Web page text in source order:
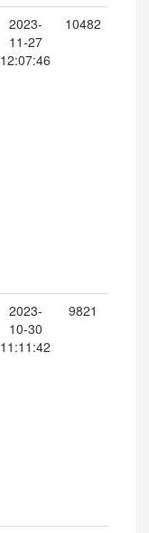
2023-
11-27
12:07:46
10482
2023-
10-30
11:11:42
9821